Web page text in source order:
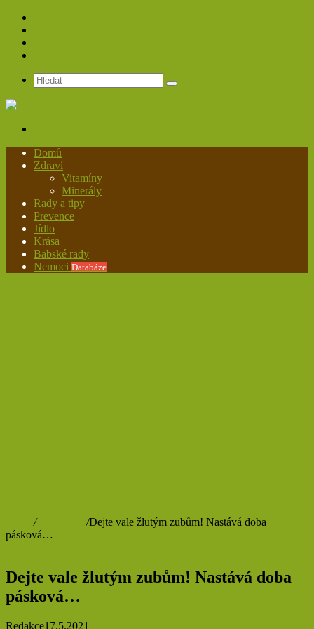
Hledat
Domů
Zdraví
Vitamíny
Minerály
Rady a tipy
Prevence
Jídlo
Krása
Babské rady
Nemoci Databáze
/Spolupráce /Dejte vale žlutým zubům! Nastává doba
pásková…
Dejte vale žlutým zubům! Nastává doba
pásková…
Redakce17.5.2021